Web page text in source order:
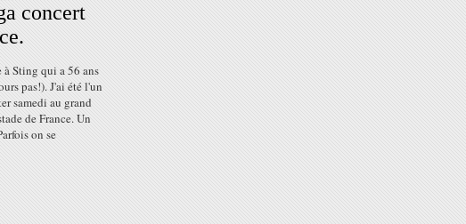
concert
Sting qui a 56 ans
pas!). J'ai été l'un
samedi au grand
de France. Un
on se